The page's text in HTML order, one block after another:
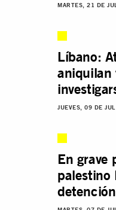
MARTES, 21 DE
Líbano:
aniquilan
JUEVES, 09 DE
En grave
palestino